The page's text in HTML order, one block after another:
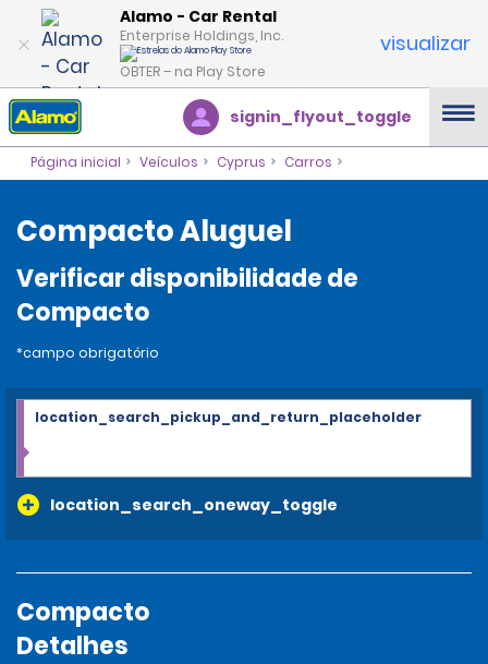
Alamo - Car Rental
Enterprise Holdings, Inc.
OBTER – na Play Store
visualizar
signin_flyout_toggle
Página inicial Veículos Cyprus Carros
Compacto Aluguel
Verificar disponibilidade de
Compacto
*campo obrigatório
location_search_oneway_toggle
location_search_pickup_and_return_placeholder
Compacto
Detalhes